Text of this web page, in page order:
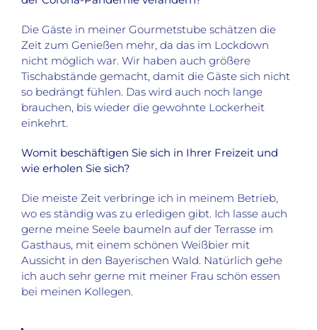
Die Gäste in meiner Gourmetstube schätzen die
Zeit zum Genießen mehr, da das im Lockdown
nicht möglich war. Wir haben auch größere
Tischabstände gemacht, damit die Gäste sich nicht
so bedrängt fühlen. Das wird auch noch lange
brauchen, bis wieder die gewohnte Lockerheit
einkehrt.
Womit beschäftigen Sie sich in Ihrer Freizeit und
wie erholen Sie sich?
Die meiste Zeit verbringe ich in meinem Betrieb,
wo es ständig was zu erledigen gibt. Ich lasse auch
gerne meine Seele baumeln auf der Terrasse im
Gasthaus, mit einem schönen Weißbier mit
Aussicht in den Bayerischen Wald. Natürlich gehe
ich auch sehr gerne mit meiner Frau schön essen
bei meinen Kollegen.